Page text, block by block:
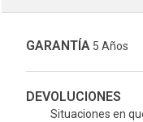
GARANTÍA 5 Años
DEVOLUCIONES
Situaciones en